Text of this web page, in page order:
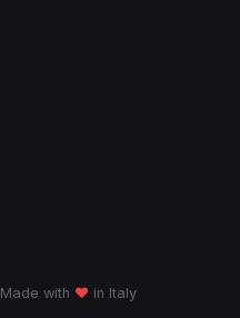
Made with ♥ in Italy